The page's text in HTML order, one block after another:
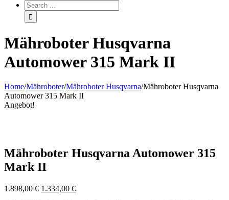
Mähroboter Husqvarna
Automower 315 Mark II
Home/Mähroboter/Mähroboter Husqvarna/Mähroboter Husqvarna
Automower 315 Mark II
Angebot!
Mähroboter Husqvarna Automower 315
Mark II
1.898,00€ 1.334,00 €